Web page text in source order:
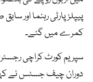
پیپلزپارٹی رہنما اور
کمرے میں گئے۔
سپریم کورٹ کراچی
دوران چیف جسٹس نے